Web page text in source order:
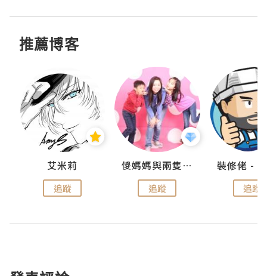
推薦博客
艾米莉
追蹤
儍媽媽與兩隻小魔怪之家
追蹤 追蹤